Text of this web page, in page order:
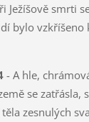
Ježíšově smrti
bylo vzkříšeno
- A hle,
se zatřásla,
zesnulých